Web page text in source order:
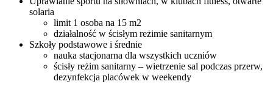
solaria
limit 1 osoba na 15 m2
działalność w ścisłym reżimie sanitarnym
Szkoły podstawowe i średnie
nauka stacjonarna dla wszystkich uczniów
ścisły reżim sanitarny – wietrzenie sal podczas przerw,
dezynfekcja placówek w weekendy